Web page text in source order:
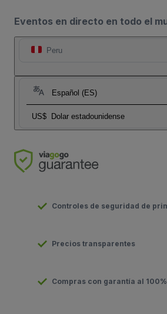
Eventos en directo en todo el
Peru
Español (ES)
US$ Dolar estadounidense
Controles de seguridad de
Precios transparentes
Compras con garantía al 100%